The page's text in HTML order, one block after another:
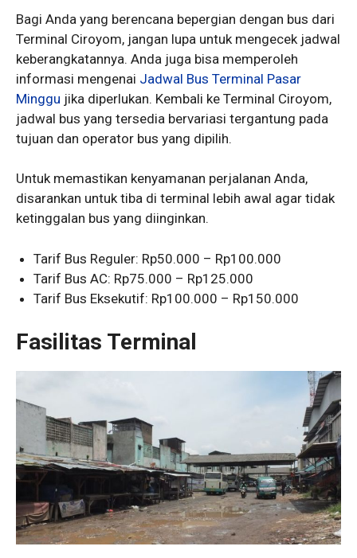
Bagi Anda yang berencana bepergian dengan bus dari
Terminal Ciroyom, jangan lupa untuk mengecek jadwal
keberangkatannya. Anda juga bisa memperoleh
informasi mengenai Jadwal Bus Terminal Pasar
Minggu jika diperlukan. Kembali ke Terminal Ciroyom,
jadwal bus yang tersedia bervariasi tergantung pada
tujuan dan operator bus yang dipilih.
Untuk memastikan kenyamanan perjalanan Anda,
disarankan untuk tiba di terminal lebih awal agar tidak
ketinggalan bus yang diinginkan.
Tarif Bus Reguler: Rp50.000 – Rp100.000
Tarif Bus AC: Rp75.000 – Rp125.000
Tarif Bus Eksekutif: Rp100.000 – Rp150.000
Fasilitas Terminal